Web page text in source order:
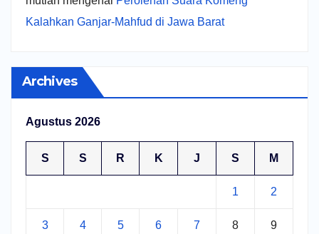
Kalahkan Ganjar-Mahfud di Jawa Barat
Archives
Agustus 2026
S S R K J S M
1 2
3 4 5 6 7 8 9